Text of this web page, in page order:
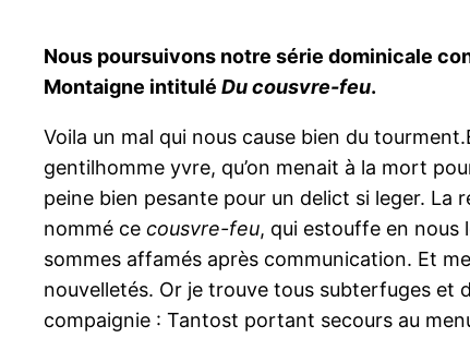
Nous poursuivons notre série dominicale
Montaigne intitulé Du cousvre-feu.
Voila un mal qui nous cause bien du
gentilhomme yvre, qu’on menait à la mort
peine bien pesante pour un delict si leger.
nommé ce cousvre-feu, qui estouffe en nous
sommes affamés après communication. Et
nouvelletés. Or je trouve tous subterfuges et
compaignie : Tantost portant secours au